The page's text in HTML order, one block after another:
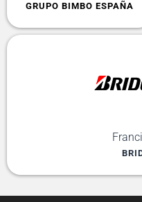
GRUPO BIMBO ESPAÑA